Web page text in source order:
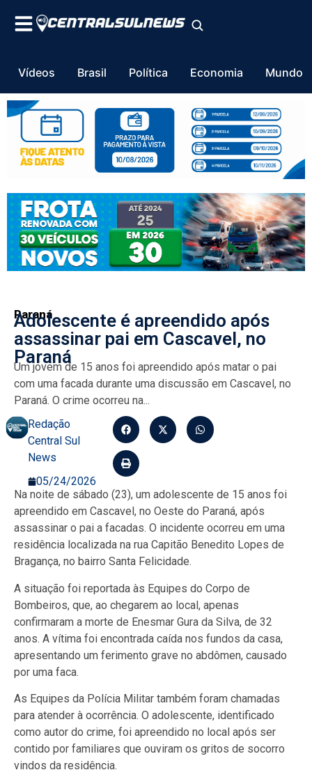
Vídeos Brasil Política Economia Mundo
Paraná
Adolescente é apreendido após
assassinar pai em Cascavel, no
Paraná
Um jovem de 15 anos foi apreendido após matar o pai
com uma facada durante uma discussão em Cascavel, no
Paraná. O crime ocorreu na...
Redação
Central Sul
News
05/24/2026
Na noite de sábado (23), um adolescente de 15 anos foi
apreendido em Cascavel, no Oeste do Paraná, após
assassinar o pai a facadas. O incidente ocorreu em uma
residência localizada na rua Capitão Benedito Lopes de
Bragança, no bairro Santa Felicidade.
A situação foi reportada às Equipes do Corpo de
Bombeiros, que, ao chegarem ao local, apenas
confirmaram a morte de Enesmar Gura da Silva, de 32
anos. A vítima foi encontrada caída nos fundos da casa,
apresentando um ferimento grave no abdômen, causado
por uma faca.
As Equipes da Polícia Militar também foram chamadas
para atender à ocorrência. O adolescente, identificado
como autor do crime, foi apreendido no local após ser
contido por familiares que ouviram os gritos de socorro
vindos da residência.